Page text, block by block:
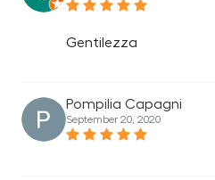
Gentilezza
Pompilia Capagni
September 20, 2020